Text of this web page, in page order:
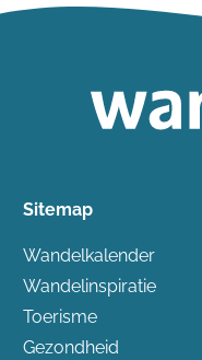
Sitemap
Wandelkalender
Wandelinspiratie
Toerisme
Gezondheid